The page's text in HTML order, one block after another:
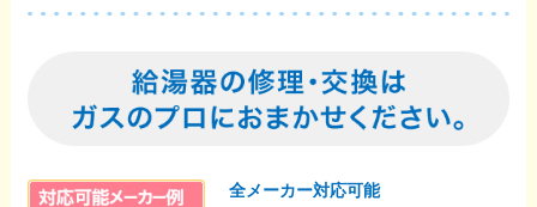
全メーカー対応可能